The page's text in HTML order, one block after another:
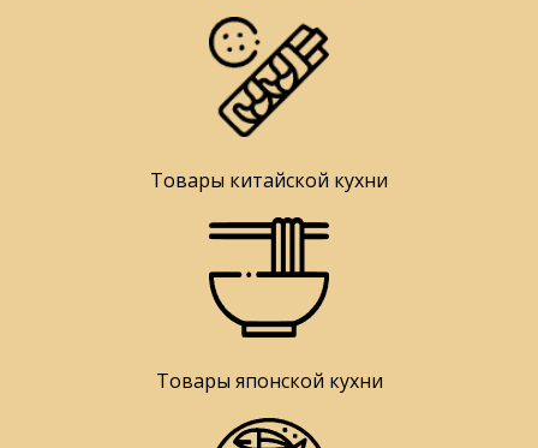
Товары китайской кухни
Товары японской кухни